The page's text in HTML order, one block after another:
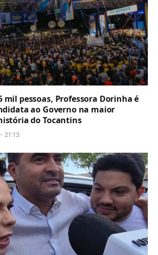
mil pessoas, Professora Dorinha é
ao Governo na maior
do Tocantins
21:13